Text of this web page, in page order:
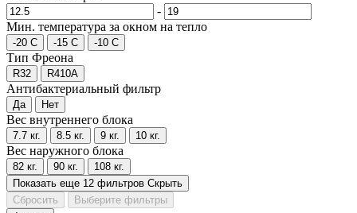
-
Мин. температура за окном на тепло
-20 С -15 С -10 С
Тип Фреона
R32 R410A
Антибактериальный фильтр
Да Нет
Вес внутреннего блока
7.7 кг. 8.5 кг. 9 кг. 10 кг.
Вес наружного блока
82 кг. 90 кг.
108 кг.
Показать еще 12 фильтров Скрыть
Сбросить
Выберите фильтры